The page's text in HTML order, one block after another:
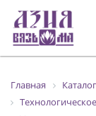
Главная Каталог